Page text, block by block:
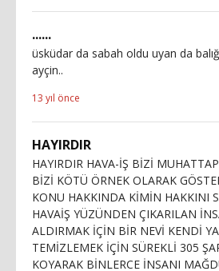
......
üsküdar da sabah oldu uyan da
ayçin..
13 yıl önce
HAYIRDIR
HAYIRDIR HAVA-İŞ BİZİ
BİZİ KÖTÜ ÖRNEK OLARAK
KONU HAKKINDA KİMİN HAKKINI
HAVAİŞ YÜZÜNDEN ÇIKARILAN
ALDIRMAK İÇİN BİR NEVİ KENDİ
TEMİZLEMEK İÇİN SÜREKLİ 305
KOYARAK BİNLERCE İNSANI